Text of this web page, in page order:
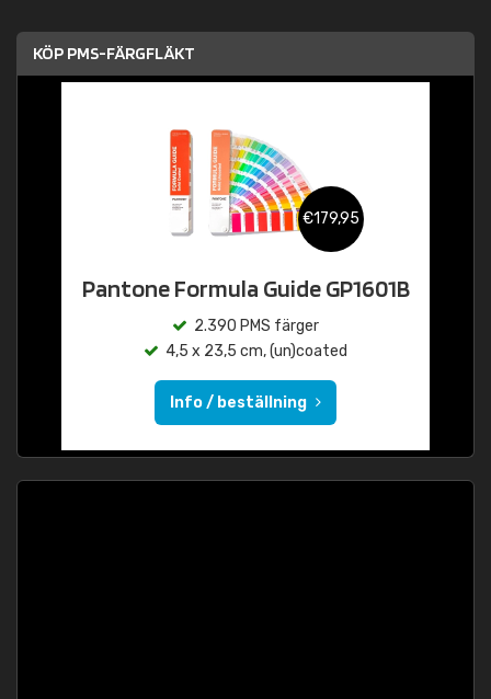
KÖP PMS-FÄRGFLÄKT
€179,95
Pantone Formula Guide GP1601B
2.390 PMS färger
4,5 x 23,5 cm, (un)coated
Info / beställning